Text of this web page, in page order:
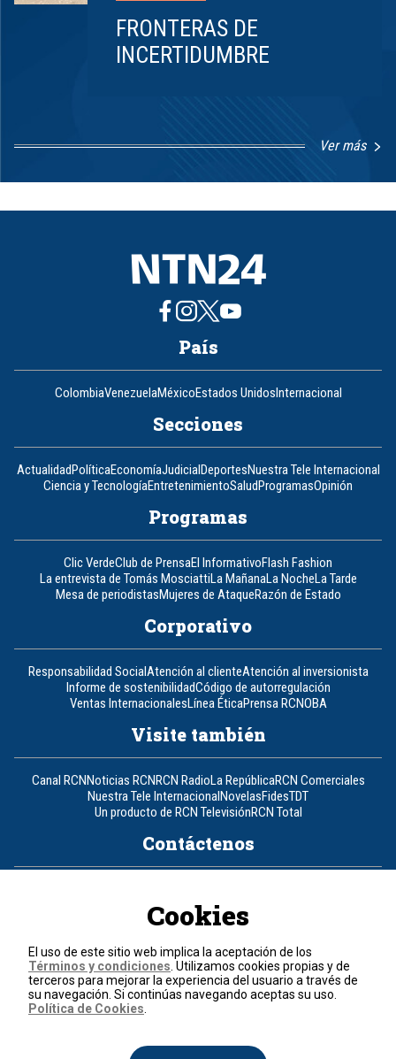
FRONTERAS DE
INCERTIDUMBRE
Ver más
1
8
País
ColombiaVenezuelaMéxicoEstados UnidosInternacional
Secciones
ActualidadPolíticaEconomíaJudicialDeportesNuestra Tele Internacional
Ciencia y TecnologíaEntretenimientoSaludProgramasOpinión
Programas
Clic VerdeClub de PrensaEl InformativoFlash Fashion
La entrevista de Tomás MosciattiLa MañanaLa NocheLa Tarde
Mesa de periodistasMujeres de AtaqueRazón de Estado
Corporativo
Responsabilidad SocialAtención al clienteAtención al inversionista
Informe de sostenibilidadCódigo de autorregulación
Ventas InternacionalesLínea ÉticaPrensa RCNOBA
Visite también
Canal RCNNoticias RCNRCN RadioLa RepúblicaRCN Comerciales
Nuestra Tele InternacionalNovelasFidesTDT
Un producto de RCN TelevisiónRCN Total
Contáctenos
Política de cookies
Términos y condiciones
© 2026, RCN Medios.
Todos los derechos reservados.
Cookies
El uso de este sitio web implica la aceptación de los
Términos y condiciones . Utilizamos cookies propias y de
terceros para mejorar la experiencia del usuario a través de
su navegación. Si continúas navegando aceptas su uso.
Política de Cookies